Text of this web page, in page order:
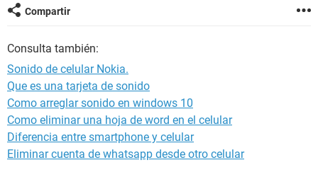
Compartir
Consulta también:
Sonido de celular Nokia.
Que es una tarjeta de sonido
Como arreglar sonido en windows 10
Como eliminar una hoja de word en el celular
Diferencia entre smartphone y celular
Eliminar cuenta de whatsapp desde otro celular